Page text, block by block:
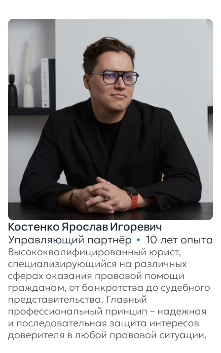
Костенко Ярослав Игоревич
Управляющий партнёр 10 лет опыта
Высококвалифицированный юрист,
специализирующийся на различных
сферах оказания правовой помощи
гражданам, от банкротства до судебного
представительства. Главный
профессиональный принцип – надежная
и последовательная защита интересов
доверителя в любой правовой ситуации.